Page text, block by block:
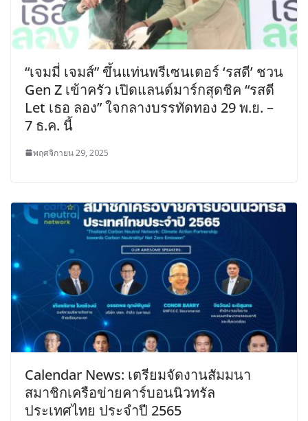
“เจมมี่ เจมส์” ขึ้นแท่นพรีเซนเตอร์ ‘รสดี’ ชวน
Gen Z เข้าครัว เปิดแลนด์มาร์กสุดชิค “รสดี
Let เธอ ลอง” ใจกลางบรรทัดทอง 29 พ.ย. –
7 ธ.ค. นี้
พฤศจิกายน 29, 2025
Calendar News:​ เตรียม​จัด​งานสัมมนา
สมาชิกเครือข่ายคาร์บอนนิวทรัล
ประเทศไทย ประจำปี 2565​